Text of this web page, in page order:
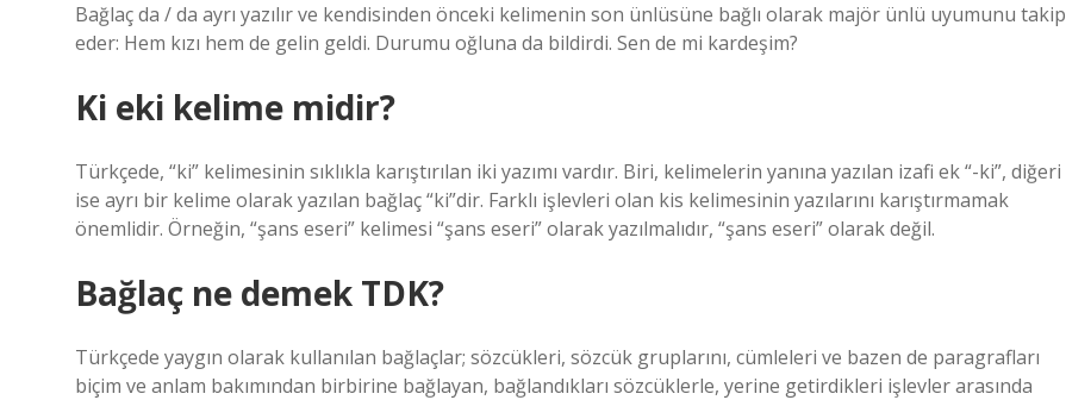
Bağlaç da / da ayrı yazılır ve kendisinden önceki kelimenin son ünlüsüne bağlı olarak majör ünlü uyumunu takip
eder: Hem kızı hem de gelin geldi. Durumu oğluna da bildirdi. Sen de mi kardeşim?
Ki eki kelime midir?
Türkçede, “ki” kelimesinin sıklıkla karıştırılan iki yazımı vardır. Biri, kelimelerin yanına yazılan izafi ek “-ki”, diğeri
ise ayrı bir kelime olarak yazılan bağlaç “ki”dir. Farklı işlevleri olan kis kelimesinin yazılarını karıştırmamak
önemlidir. Örneğin, “şans eseri” kelimesi “şans eseri” olarak yazılmalıdır, “şans eseri” olarak değil.
Bağlaç ne demek TDK?
Türkçede yaygın olarak kullanılan bağlaçlar; sözcükleri, sözcük gruplarını, cümleleri ve bazen de paragrafları
biçim ve anlam bakımından birbirine bağlayan, bağlandıkları sözcüklerle, yerine getirdikleri işlevler arasında